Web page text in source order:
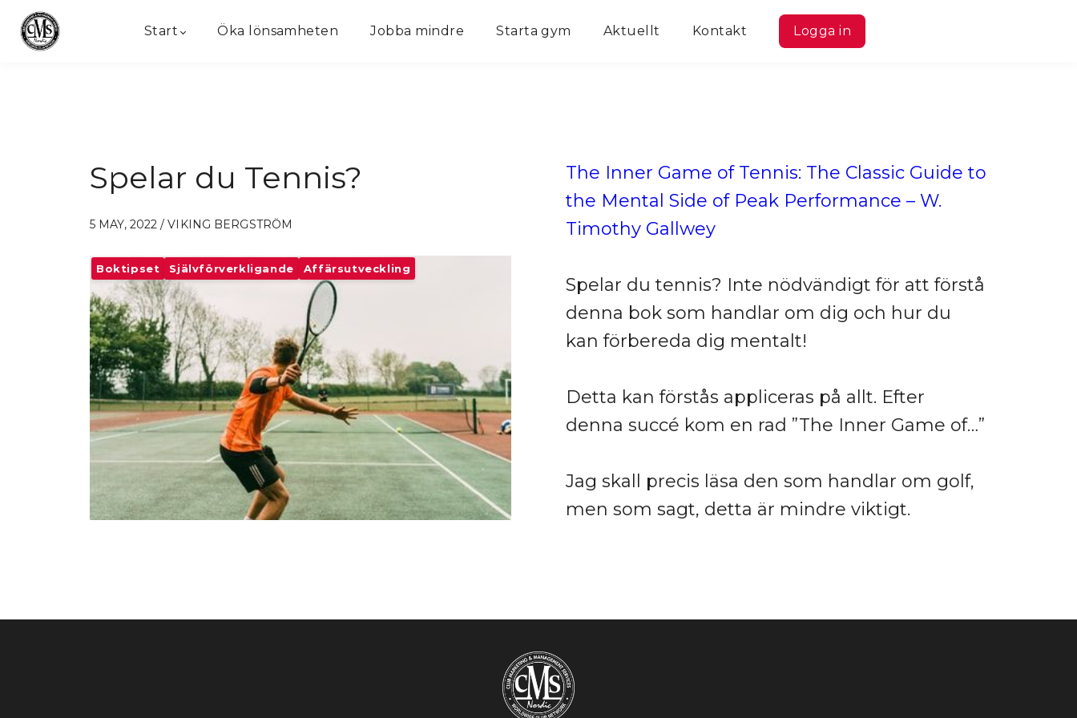
Start Öka lönsamheten Jobba mindre Starta gym Aktuellt Kontakt Logga in
Spelar du Tennis?
5 MAY, 2022 / VIKING BERGSTRÖM
Boktipset Självförverkligande Affärsutveckling
The Inner Game of Tennis: The Classic Guide to
the Mental Side of Peak Performance – W.
Timothy Gallwey
Spelar du tennis? Inte nödvändigt för att förstå
denna bok som handlar om dig och hur du
kan förbereda dig mentalt!
Detta kan förstås appliceras på allt. Efter
denna succé kom en rad ”The Inner Game of…”
Jag skall precis läsa den som handlar om golf,
men som sagt, detta är mindre viktigt.